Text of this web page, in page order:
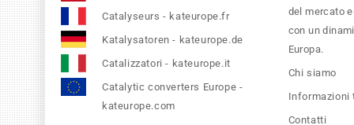
Catalyseurs - kateurope.fr
Katalysatoren - kateurope.de
Catalizzatori - kateurope.it
Catalytic converters Europe -
kateurope.com
del mercato
con un
Europa.
Chi siamo
Informazioni
Contatti